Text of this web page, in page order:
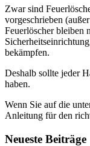
Zwar sind
vorgeschrieben
Feuerlöscher bleiben
bekämpfen.
Deshalb sollte jeder
haben.
Wenn Sie auf die
Anleitung für den
Neueste Beiträge